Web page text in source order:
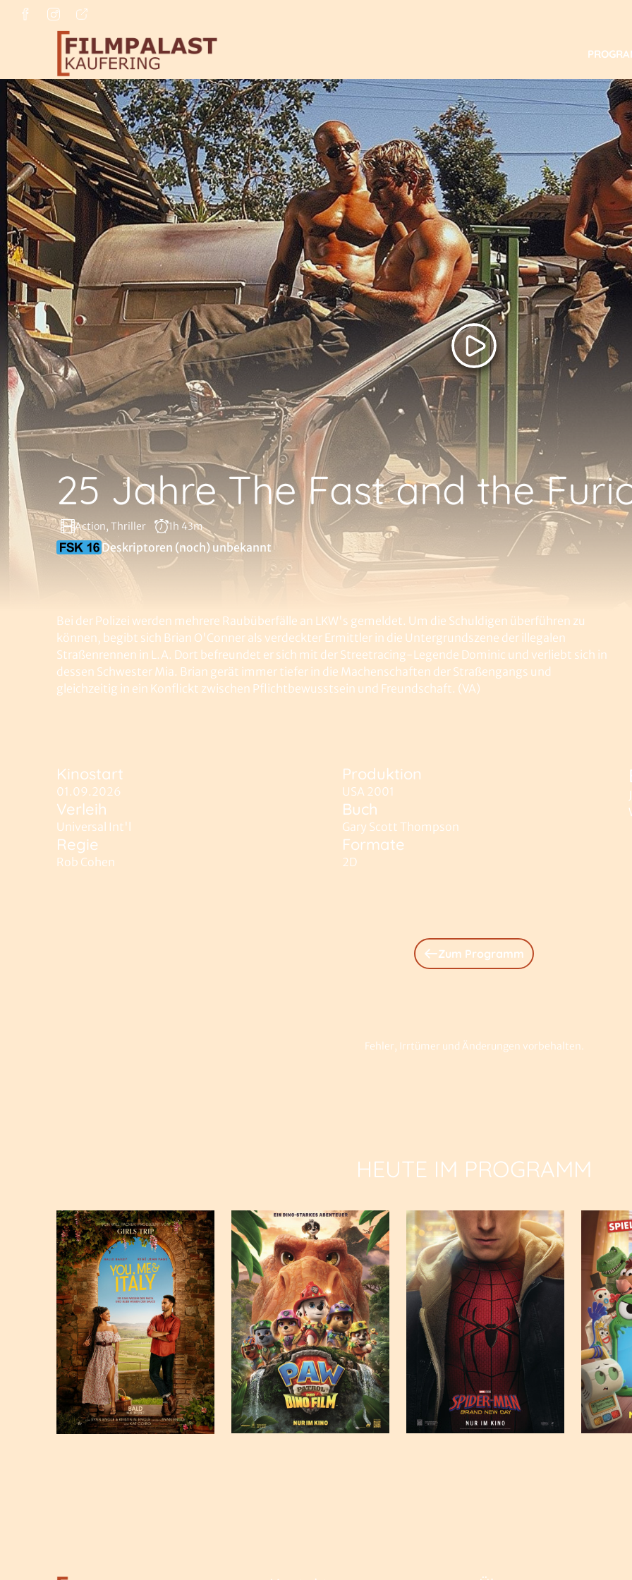
25 Jahre The Fast and the
Action, Thriller 1h 43m
Deskriptoren (noch) unbekannt
Bei der Polizei werden mehrere Raubüberfälle an LKW's gemeldet. Um die Schuldigen überführen zu
können, begibt sich Brian O'Conner als verdeckter Ermittler in die Untergrundszene der illegalen
Straßenrennen in L.A. Dort befreundet er sich mit der Streetracing-Legende Dominic und verliebt sich in
dessen Schwester Mia. Brian gerät immer tiefer in die Machenschaften der Straßengangs und
gleichzeitig in ein Konflickt zwischen Pflichtbewusstsein und Freundschaft. (VA)
Kinostart
01.09.2026
Produktion
USA 2001
Verleih
Universal Int'l
Buch
Gary Scott Thompson
Regie
Rob Cohen
Formate
2D
Zum Programm
Fehler, Irrtümer und Änderungen vorbehalten.
HEUTE IM PROGRAMM